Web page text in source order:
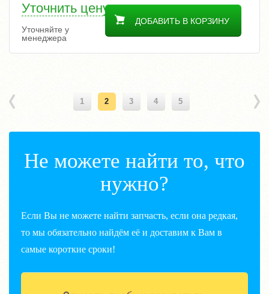
Уточнить цену
ДОБАВИТЬ В КОРЗИНУ
Уточняйте у
менеджера
1 2 3 4 5
Не можете найти то, что
нужно?
Если Вы не можете найти запчасть, если она редкая,
то мы обязательно найдём её и доставим к Вам в
самые короткие сроки!